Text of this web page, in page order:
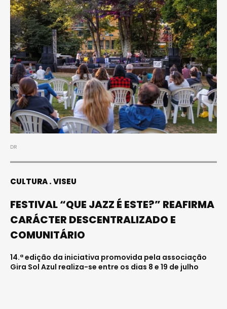
DR
CULTURA VISEU
FESTIVAL “QUE JAZZ É ESTE?” REAFIRMA
CARÁCTER DESCENTRALIZADO E
COMUNITÁRIO
14.ª edição da iniciativa promovida pela associação
Gira Sol Azul realiza-se entre os dias 8 e 19 de julho